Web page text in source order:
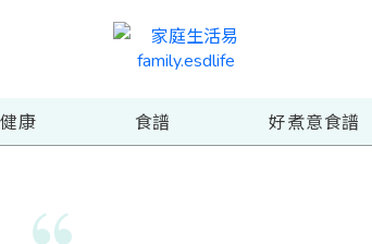
健康 食譜 好煮意食譜